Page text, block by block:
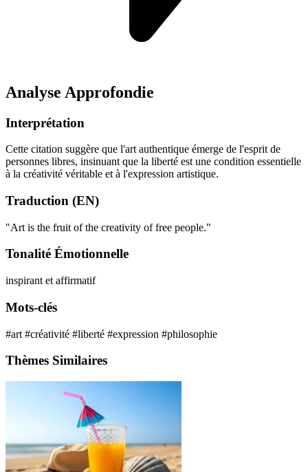
Analyse Approfondie
Interprétation
Cette citation suggère que l'art authentique émerge de l'esprit de
personnes libres, insinuant que la liberté est une condition essentielle
à la créativité véritable et à l'expression artistique.
Traduction (EN)
"Art is the fruit of the creativity of free people."
Tonalité Émotionnelle
inspirant et affirmatif
Mots-clés
#art #créativité #liberté #expression #philosophie
Thèmes Similaires